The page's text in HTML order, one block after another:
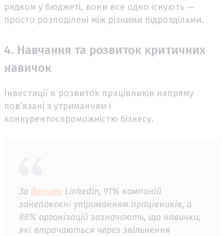
рядком у бюджеті, вони все одно існують —
просто розподілені між різними підрозділами.
4. Навчання та розвиток критичних
навичок
Інвестиції в розвиток працівників напряму
пов’язані з утриманням і
конкурентоспроможністю бізнесу.
За даними LinkedIn, 91% компаній
занепокоєні утриманням працівників, а
88% організацій зазначають, що навички,
які втрачаються через звільнення